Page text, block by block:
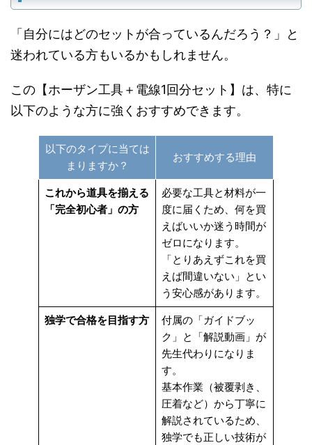
「自分にはどのセットが合っているんだろう？」と
迷われている方もいるかもしれません。
この【ホーザン工具＋電線1回分セット】は、特に
以下のような方に強くおすすめできます。
以下のタイプに当ては
まりますか？
おすすめする理由
これから道具を揃える
「完全初心者」の方
必要な工具と材料が一
度に届くため、何を買
えばいいか迷う時間が
ゼロになります。
「とりあえずこれを買
えば間違いない」とい
う安心感があります。
独学で合格を目指す方
付属の「ガイドブッ
ク」と「解説動画」が
先生代わりになりま
す。
基本作業（被覆剥き、
圧着など）から丁寧に
解説されているため、
独学でも正しい技術が